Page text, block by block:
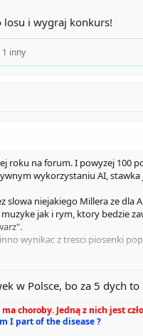
losu i wygraj konkurs!
1 inny
roku na forum. I powyzej 100
wykorzystaniu AI,
slowa niejakiego Millera ze dla
jak i rym, ktory bedzie
wynikac z tresci piosenki
MUSI byc stworzony w
01.01.2025, dokonanie
- absolutnie
i wygraj konkurs!
w Polsce, bo za 5 dych
choroby. Jedną z nich jest
I part of the disease ?